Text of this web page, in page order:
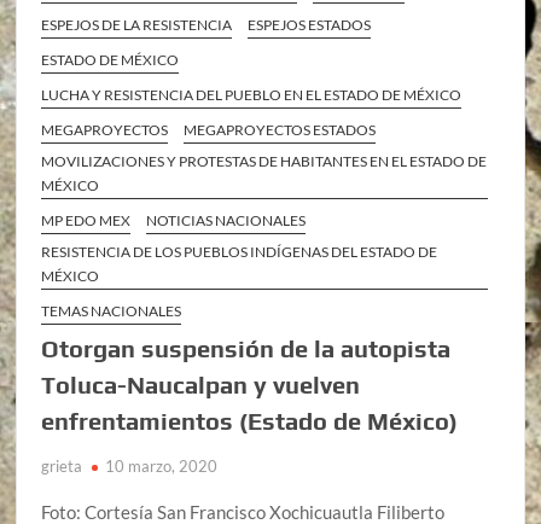
ESPEJOS DE LA RESISTENCIA
ESPEJOS ESTADOS
ESTADO DE MÉXICO
LUCHA Y RESISTENCIA DEL PUEBLO EN EL ESTADO DE MÉXICO
MEGAPROYECTOS
MEGAPROYECTOS ESTADOS
MOVILIZACIONES Y PROTESTAS DE HABITANTES EN EL ESTADO DE
MÉXICO
MP EDO MEX
NOTICIAS NACIONALES
RESISTENCIA DE LOS PUEBLOS INDÍGENAS DEL ESTADO DE
MÉXICO
TEMAS NACIONALES
Otorgan suspensión de la autopista
Toluca-Naucalpan y vuelven
enfrentamientos (Estado de México)
grieta 10 marzo, 2020
Foto: Cortesía San Francisco Xochicuautla Filiberto